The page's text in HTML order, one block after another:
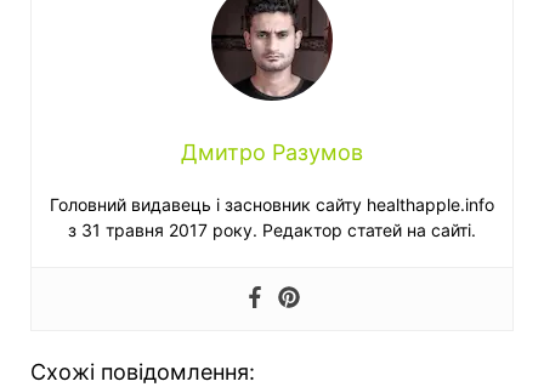
Дмитро Разумов
Головний видавець і засновник сайту healthapple.info
з 31 травня 2017 року. Редактор статей на сайті.
Схожі повідомлення: